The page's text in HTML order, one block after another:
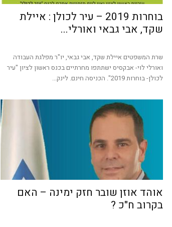
בוחרות 2019 – עיר לכולן : איילת
שקד, אבי גבאי ואורלי...
שרת המשפטים איילת שקד, אבי גבאי, יו"ר מפלגת העבודה
ואורלי לוי- אבקסיס ישתתפו מחרתיים בכנס ראשון לציון "עיר
לכולן- בוחרות 2019". הכניסה חינם. לינק...
אוהד אוזן שובר חזק ימינה – האם
בקרוב ח"כ ?